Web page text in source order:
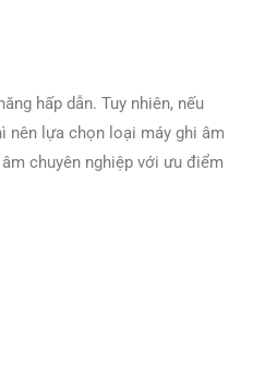
hấp dẫn. Tuy nhiên, nếu
nên lựa chọn loại máy ghi âm
chuyên nghiệp với ưu điểm